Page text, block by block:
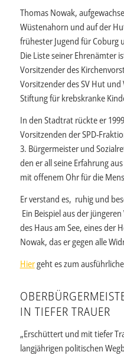
Thomas Nowak,
Wüstenahorn und auf der
frühester Jugend für Coburg
Die Liste seiner Ehrenämter
Vorsitzender des
Vorsitzender des SV Hut
Stiftung für krebskranke
In den Stadtrat rückte er
Vorsitzenden der SPD-
3. Bürgermeister und
den er all seine Erfahrung
mit offenem Ohr für die
Er verstand es, ruhig und
Ein Beispiel aus der
des Haus am See, eines der
Nowak, das er gegen alle
Hiergeht es zum
IN TIEFER TRAUER
„Erschüttert und mit tiefer
langjährigen politischen